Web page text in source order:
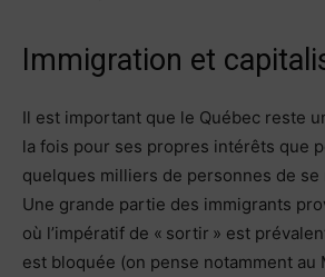
Immigration et
Il est important que le Québec reste
la fois pour ses propres intérêts que
quelques milliers de personnes de se
Une grande partie des immigrants
où l’impératif de « sortir » est
est bloquée (on pense notamment au